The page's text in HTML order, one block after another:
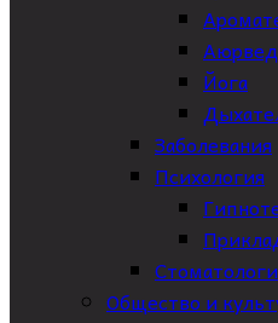
Йога
Заболевания
Психология
Общество и